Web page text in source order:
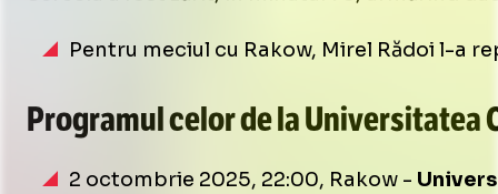
Pentru meciul cu Rakow, Mirel Rădoi l-a
Programul celor de la Universitatea
2 octombrie 2025, 22:00, Rakow -